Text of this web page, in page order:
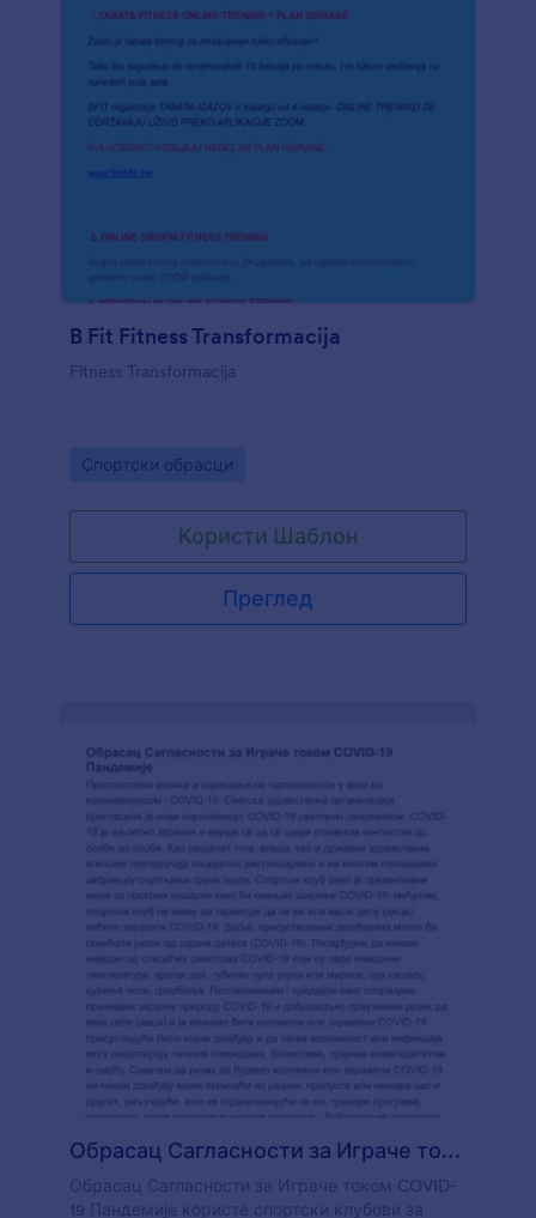
B Fit Fitness Transformacija
Fitness Transformacija
Go to Category:
Спортски обрасци
Користи Шаблон
Преглед
Обрасац Сагласности за Играче током COVID 19 Пандемије
Обрасац Сагласности за Играче током COVID-
19 Пандемије користе спортски клубови за